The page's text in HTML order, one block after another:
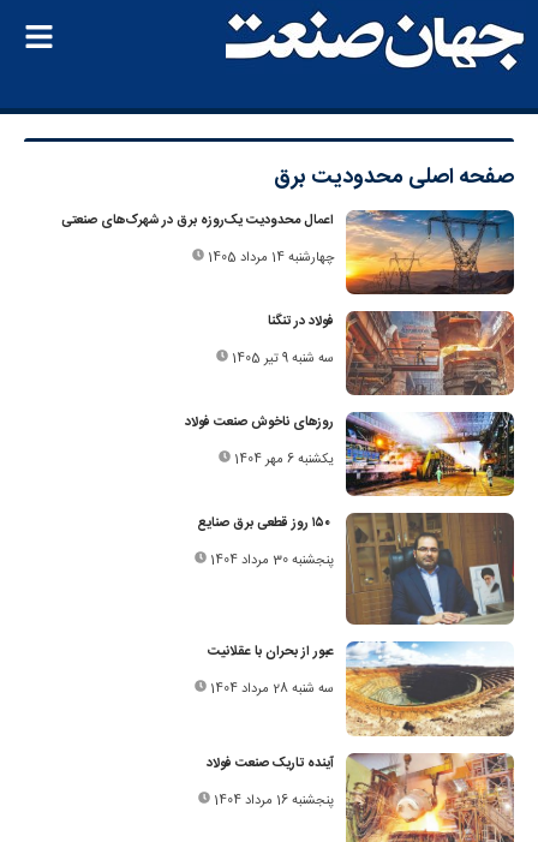
صفحه اصلی محدودیت برق
اعمال محدودیت یک‌روزه برق در شهرک‌های صنعتی
چهارشنبه 14 مرداد 1405
فولاد در تنگنا
سه شنبه 9 تیر 1405
روزهای ناخوش صنعت فولاد
یکشنبه 6 مهر 1404
پنجشنبه 30 مرداد 1404
عبور از بحران با عقلانیت
سه شنبه 28 مرداد 1404
آینده تاریک صنعت فولاد
پنجشنبه 16 مرداد 1404